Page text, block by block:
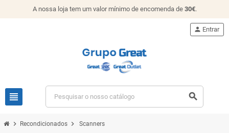
A nossa loja tem um valor mínimo de encomenda de 30€.
view_headline search
person Entrar
chevron_right Recondicionados chevron_right Scanners